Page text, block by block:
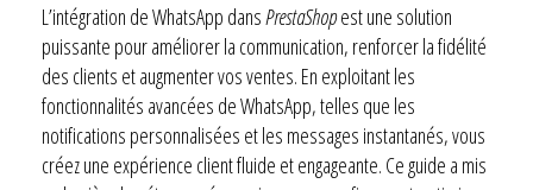
L’intégration de WhatsApp dansPrestaShopest une solution
puissante pour améliorer la communication, renforcer la fidélité
des clients et augmenter vos ventes. En exploitant les
fonctionnalités avancées de WhatsApp, telles que les
notifications personnalisées et les messages instantanés, vous
créez une expérience client fluide et engageante. Ce guide a mis